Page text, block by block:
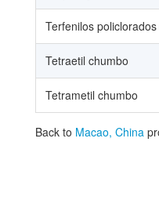
Terfenilos policlorados
Tetraetil chumbo
Tetrametil chumbo
Back to Macao, China